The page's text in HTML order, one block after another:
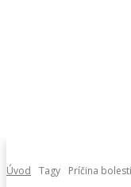
Úvod Tagy Príčina